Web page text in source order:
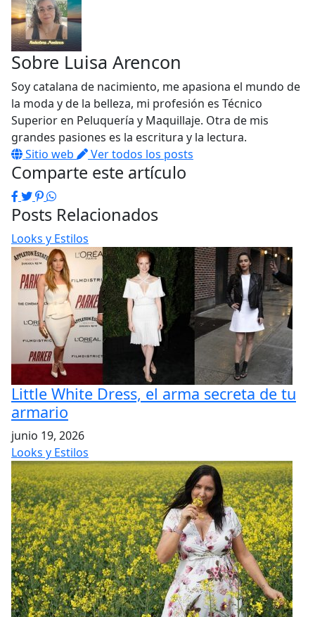
Sobre Luisa Arencon
Soy catalana de nacimiento, me apasiona el mundo de
la moda y de la belleza, mi profesión es Técnico
Superior en Peluquería y Maquillaje. Otra de mis
grandes pasiones es la escritura y la lectura.
Sitio web
Ver todos los posts
Comparte este artículo
Facebook
Twitter
Pinterest
WhatsApp
Posts Relacionados
Looks y Estilos
Little White Dress, el arma secreta de tu
armario
junio 19, 2026
Looks y Estilos